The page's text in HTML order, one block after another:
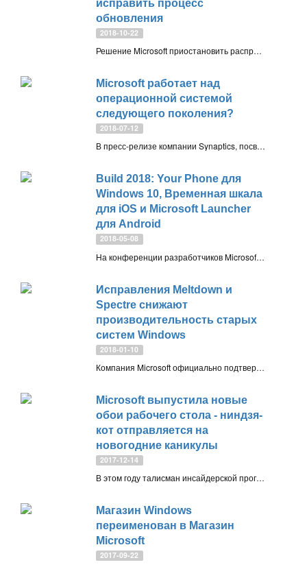
исправить процесс
обновления
2018-10-22
Решение Microsoft приостановить распространение осеннего обновления функций Windows 10 October 2018 Update является явным признаком нарушенного процесса обновления. Недовольные пользователи ждут исправлений
Microsoft работает над
операционной системой
следующего поколения?
2018-07-12
В пресс-релизе компании Synaptics, посвященном сотрудничеству с AMD по созданию технологий биометрической защиты корпоративного уровня, упоминается о том, что Microsoft разрабатывает операционную систему следующего поколения
Build 2018: Your Phone для
Windows 10, Временная шкала
для iOS и Microsoft Launcher
для Android
2018-05-08
На конференции разработчиков Microsoft Build 2018 компания из Редмонда анонсировала приложение Your Phone для Windows 10 и другие улучшения для работы с мобильными устройствами Android, iPhone и iPad
Исправления Meltdown и
Spectre снижают
производительность старых
систем Windows
2018-01-10
Компания Microsoft официально подтвердила, что некоторые устройства, использующие старые версии Windows, могут столкнуться с заметным снижением производительности после применения патчей безопасности для Meltdown и Spectre
Microsoft выпустила новые
обои рабочего стола - ниндзя-
кот отправляется на
новогодние каникулы
2017-12-14
В этом году талисман инсайдерской программы, ниндзя-кот (Ninja Cat) активно путешествовал, а теперь, в преддверии рождественских праздников, он отправляется на поиск новых приключений
Магазин Windows
переименован в Магазин
Microsoft
2017-09-22